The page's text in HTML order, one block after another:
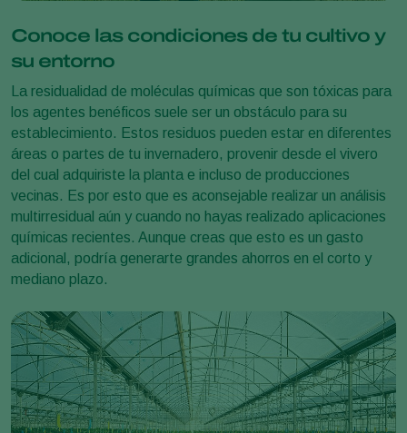
Conoce las condiciones de tu cultivo y
su entorno
La residualidad de moléculas químicas que son tóxicas para
los agentes benéficos suele ser un obstáculo para su
establecimiento. Estos residuos pueden estar en diferentes
áreas o partes de tu invernadero, provenir desde el vivero
del cual adquiriste la planta e incluso de producciones
vecinas. Es por esto que es aconsejable realizar un análisis
multirresidual aún y cuando no hayas realizado aplicaciones
químicas recientes. Aunque creas que esto es un gasto
adicional, podría generarte grandes ahorros en el corto y
mediano plazo.